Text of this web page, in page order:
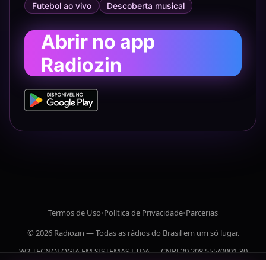
Futebol ao vivo
Descoberta musical
Abrir no app
Radiozin
Termos de Uso•Política de Privacidade•Parcerias
© 2026 Radiozin — Todas as rádios do Brasil em um só lugar.
W2 TECNOLOGIA EM SISTEMAS LTDA — CNPJ 20.208.555/0001-30